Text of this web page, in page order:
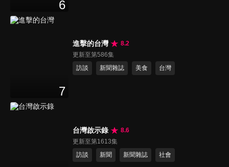
6
7
進擊的台灣
8.2
更新至第586集
訪談
新聞雜誌 美食 台灣
台灣啟示錄
8.6
更新至第1613集
訪談
新聞 新聞雜誌 社會